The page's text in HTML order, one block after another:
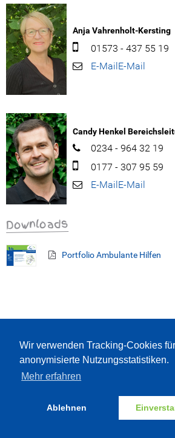
Wir verwenden Tracking-Cookies für
anonymisierte Nutzungsstatistiken.
Mehr erfahren
Ablehnen
Anja Vahrenholt-Kersting
01573 - 437 55 19
E-Mail
Candy Henkel
0234 - 964 32 19
0177 - 307 95 59
E-Mail
Downloads
Portfolio Ambulante Hilfen
Diakonieverbund
Vielfalt gemeinsam